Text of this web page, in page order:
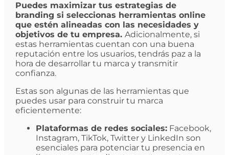
Puedes maximizar tus estrategias de
branding si seleccionas herramientas online
que estén alineadas con las necesidades y
objetivos de tu empresa. Adicionalmente, si
estas herramientas cuentan con una buena
reputación entre los usuarios, tendrás paz a la
hora de desarrollar tu marca y transmitir
confianza.
Estas son algunas de las herramientas que
puedes usar para construir tu marca
eficientemente:
Plataformas de redes sociales:Facebook,
Instagram, TikTok, Twitter y LinkedIn son
esenciales para potenciar tu presencia en